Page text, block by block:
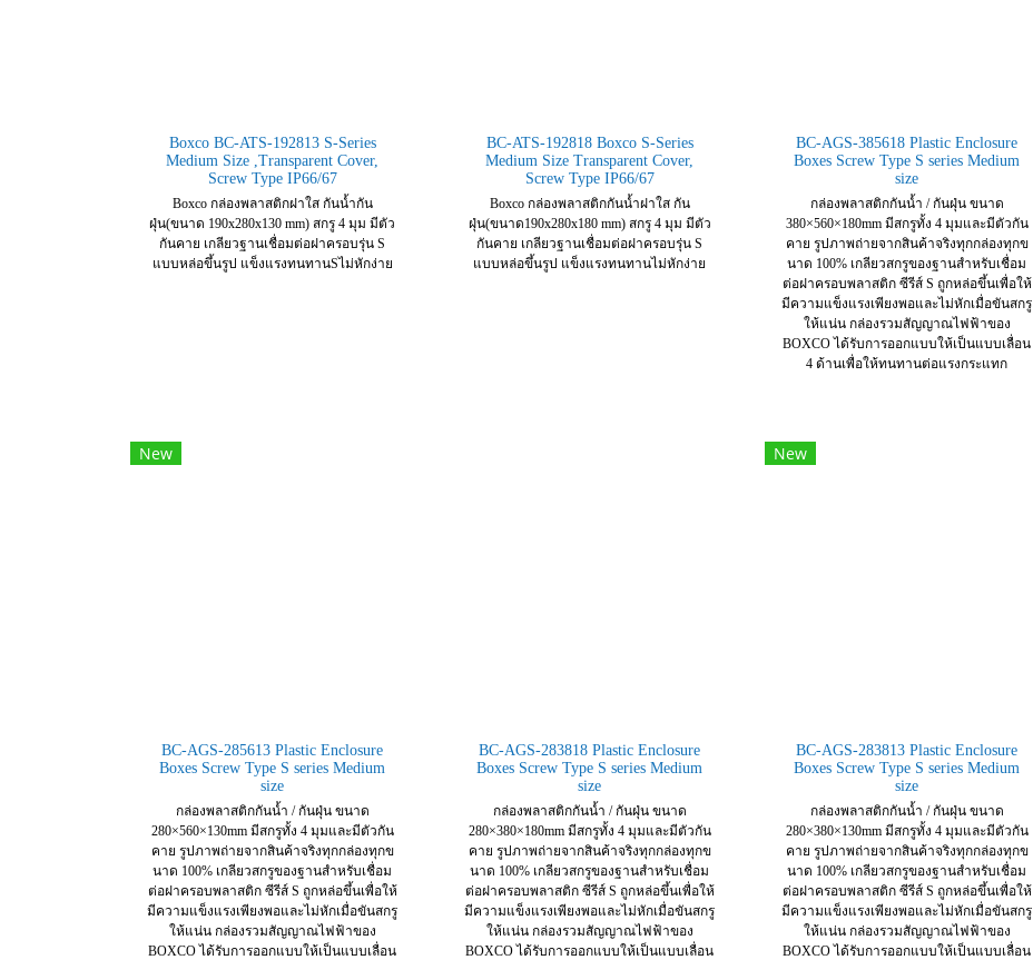
Boxco BC-ATS-192813 S-Series
Medium Size ,Transparent Cover,
Screw Type IP66/67
Boxco กล่องพลาสติกฝาใส กันน้ำกัน
ฝุ่น(ขนาด 190x280x130 mm) สกรู 4 มุม มีตัว
กันคาย เกลียวฐานเชื่อมต่อฝาครอบรุ่น S
แบบหล่อขึ้นรูป แข็งแรงทนทานSไม่หักง่าย
BC-ATS-192818 Boxco S-Series
Medium Size Transparent Cover,
Screw Type IP66/67
Boxco กล่องพลาสติกกันน้ำฝาใส กัน
ฝุ่น(ขนาด190x280x180 mm) สกรู 4 มุม มีตัว
กันคาย เกลียวฐานเชื่อมต่อฝาครอบรุ่น S
แบบหล่อขึ้นรูป แข็งแรงทนทานไม่หักง่าย
BC-AGS-385618 Plastic Enclosure
Boxes Screw Type S series Medium
size
กล่องพลาสติกกันน้ำ / กันฝุ่น ขนาด
380×560×180mm มีสกรูทั้ง 4 มุมและมีตัวกัน
คาย รูปภาพถ่ายจากสินค้าจริงทุกกล่องทุกข
นาด 100% เกลียวสกรูของฐานสำหรับเชื่อม
ต่อฝาครอบพลาสติก ซีรีส์ S ถูกหล่อขึ้นเพื่อให้
มีความแข็งแรงเพียงพอและไม่หักเมื่อขันสกรู
ให้แน่น กล่องรวมสัญญาณไฟฟ้าของ
BOXCO ได้รับการออกแบบให้เป็นแบบเลื่อน
4 ด้านเพื่อให้ทนทานต่อแรงกระแทก
New
BC-AGS-285613 Plastic Enclosure
Boxes Screw Type S series Medium
size
กล่องพลาสติกกันน้ำ / กันฝุ่น ขนาด
280×560×130mm มีสกรูทั้ง 4 มุมและมีตัวกัน
คาย รูปภาพถ่ายจากสินค้าจริงทุกกล่องทุกข
นาด 100% เกลียวสกรูของฐานสำหรับเชื่อม
ต่อฝาครอบพลาสติก ซีรีส์ S ถูกหล่อขึ้นเพื่อให้
มีความแข็งแรงเพียงพอและไม่หักเมื่อขันสกรู
ให้แน่น กล่องรวมสัญญาณไฟฟ้าของ
BOXCO ได้รับการออกแบบให้เป็นแบบเลื่อน
BC-AGS-283818 Plastic Enclosure
Boxes Screw Type S series Medium
size
กล่องพลาสติกกันน้ำ / กันฝุ่น ขนาด
280×380×180mm มีสกรูทั้ง 4 มุมและมีตัวกัน
คาย รูปภาพถ่ายจากสินค้าจริงทุกกล่องทุกข
นาด 100% เกลียวสกรูของฐานสำหรับเชื่อม
ต่อฝาครอบพลาสติก ซีรีส์ S ถูกหล่อขึ้นเพื่อให้
มีความแข็งแรงเพียงพอและไม่หักเมื่อขันสกรู
ให้แน่น กล่องรวมสัญญาณไฟฟ้าของ
BOXCO ได้รับการออกแบบให้เป็นแบบเลื่อน
New
BC-AGS-283813 Plastic Enclosure
Boxes Screw Type S series Medium
size
กล่องพลาสติกกันน้ำ / กันฝุ่น ขนาด
280×380×130mm มีสกรูทั้ง 4 มุมและมีตัวกัน
คาย รูปภาพถ่ายจากสินค้าจริงทุกกล่องทุกข
นาด 100% เกลียวสกรูของฐานสำหรับเชื่อม
ต่อฝาครอบพลาสติก ซีรีส์ S ถูกหล่อขึ้นเพื่อให้
มีความแข็งแรงเพียงพอและไม่หักเมื่อขันสกรู
ให้แน่น กล่องรวมสัญญาณไฟฟ้าของ
BOXCO ได้รับการออกแบบให้เป็นแบบเลื่อน